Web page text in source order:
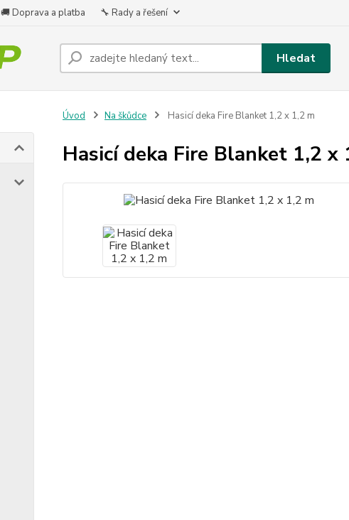
🚚 Doprava a platba 🔧 Rady a řešení
Hledat
Úvod Na škůdce Hasicí deka Fire Blanket 1,2 x 1,2 m
Hasicí deka Fire Blanket 1,2 x